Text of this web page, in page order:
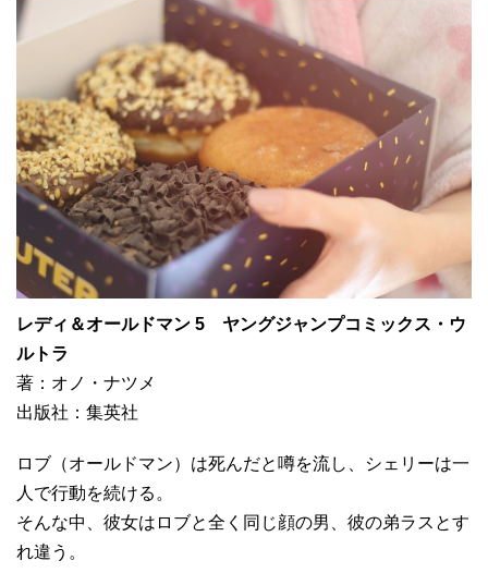
レディ＆オールドマン 5 ヤングジャンプコミックス・ウ
ルトラ
著：オノ・ナツメ
出版社：集英社
ロブ（オールドマン）は死んだと噂を流し、シェリーは一
人で行動を続ける。
そんな中、彼女はロブと全く同じ顔の男、彼の弟ラスとす
れ違う。